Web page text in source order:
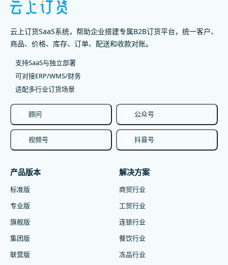
云上订货SaaS系统，帮助企业搭建专属B2B订货平台，统一客户、
商品、价格、库存、订单、配送和收款对账。
支持SaaS与独立部署
可对接ERP/WMS/财务
适配多行业订货场景
顾问 公众号
视频号 抖音号
产品版本
标准版
专业版
旗舰版
集团版
联营版
解决方案
商贸行业
工贸行业
连锁行业
餐饮行业
冻品行业